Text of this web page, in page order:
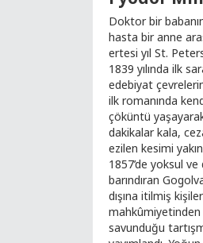
Doktor bir
hasta bir anne
ertesi yıl St.
1839 yılında ilk
edebiyat
ilk romanında
çöküntü yaşayarak
dakikalar kala,
ezilen kesimi
1857’de yoksul
barındıran
dışına itilmiş
mahkûmiyetinden
savunduğu